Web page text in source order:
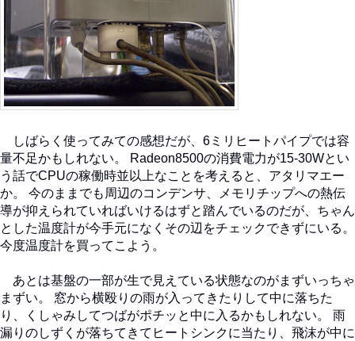
しばらく使ってみての感想だが、6ミリヒートパイプでは容
量不足かもしれない。 Radeon8500の消費電力が15-30Wとい
う話でCPUの稼働時並以上なことを考えると、アタリマエー
か。 今のままでも周辺のコンデンサ、メモリチップへの熱伝
導が抑えられていればいけるはずと踏んでいるのだが、ちゃん
とした温度計が今手元になくその辺をチェックできずにいる。
今度温度計を買ってこよう。
あとは基盤の一部が生で見えている状態なのがまずいっちゃ
まずい。 窓から横殴りの雨が入ってきたりして中に落ちた
り、くしゃみしてつばがポチッと中に入るかもしれない。 雨
漏りのしずくが落ちてきてヒートシンクに当たり、飛沫が中に